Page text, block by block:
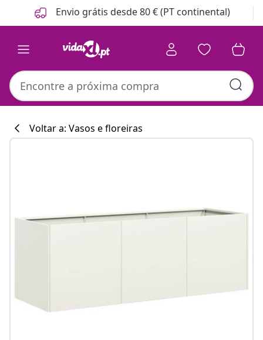
Anterior
Seguinte Envio grátis desde 80 € (PT continental)
Voltar a: Vasos e floreiras